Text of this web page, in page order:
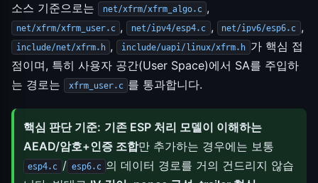
소스 기준으로는
net/xfrm/xfrm_algo.c ,
net/xfrm/xfrm_user.c , net/ipv4/esp4.c , net/ipv6/esp6.c ,
include/net/xfrm.h , include/uapi/linux/xfrm.h 가 핵심 접
점이며, 특히 사용자 공간(User Space)에서 SA를 주입하
는 경로는
xfrm_user.c 를 통과합니다.
핵심 판단 기준: 기존 ESP 처리 모델이 이해하는
AEAD/암호+인증 조합만 추가하는 경우에는 보통
esp4.c / esp6.c 의 데이터 경로를 거의 건드리지 않습